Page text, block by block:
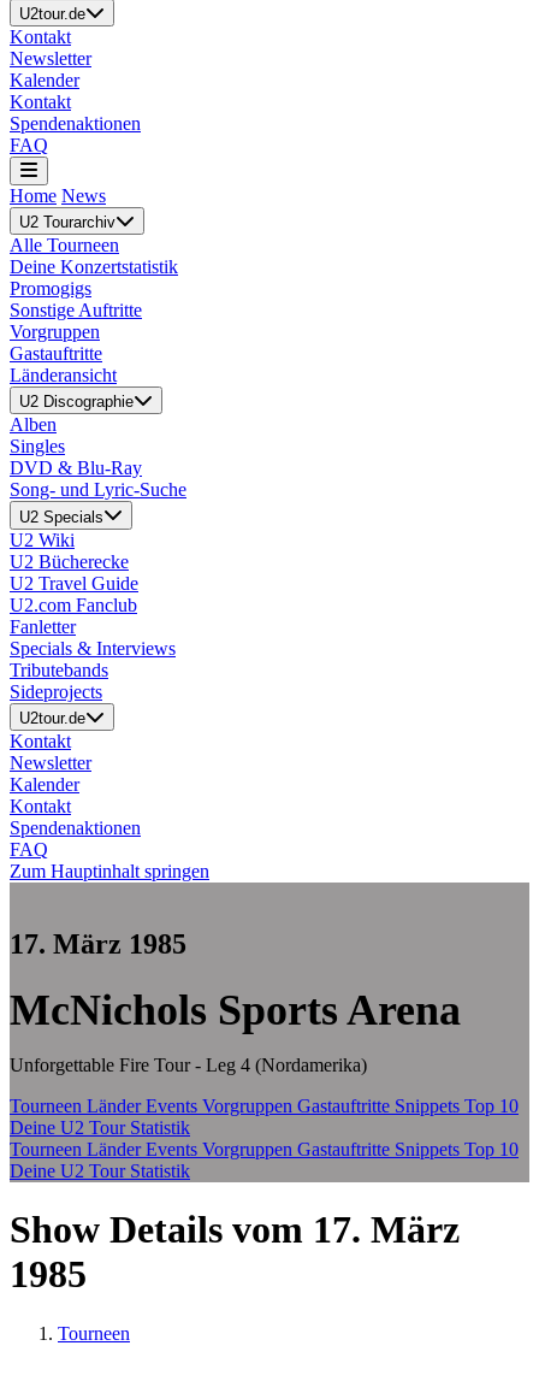
U2tour.de
Kontakt
Newsletter
Kalender
Kontakt
Spendenaktionen
FAQ
Home News
U2 Tourarchiv
Alle Tourneen
Deine Konzertstatistik
Promogigs
Sonstige Auftritte
Vorgruppen
Gastauftritte
Länderansicht
U2 Discographie
Alben
Singles
DVD & Blu-Ray
Song- und Lyric-Suche
U2 Specials
U2 Wiki
U2 Bücherecke
U2 Travel Guide
U2.com Fanclub
Fanletter
Specials & Interviews
Tributebands
Sideprojects
U2tour.de
Kontakt
Newsletter
Kalender
Kontakt
Spendenaktionen
FAQ
Zum Hauptinhalt springen
17. März 1985
McNichols Sports Arena
Unforgettable Fire Tour - Leg 4 (Nordamerika)
Tourneen LänderEvents Vorgruppen Gastauftritte Snippets Top 10
Deine U2 Tour Statistik
Tourneen LänderEvents Vorgruppen Gastauftritte Snippets Top 10
Deine U2 Tour Statistik
Show Details vom 17. März
1985
Tourneen